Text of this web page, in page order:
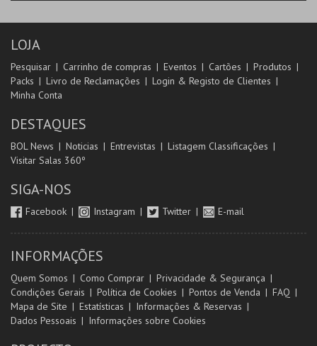
LOJA
Pesquisar Carrinho de compras Eventos Cartões
Produtos
Packs
Livro de Reclamações
Login & Registo de Clientes
Minha Conta
DESTAQUES
BOL News Noticias Entrevistas
Listagem Classificações
Visitar Salas 360º
SIGA-NOS
Facebook Instagram Twitter E-mail
INFORMAÇÕES
Quem Somos Como Comprar
Privacidade & Segurança
Condições Gerais
Política de Cookies Pontos de Venda
FAQ
Mapa de Site
Estatísticas
Informações & Reservas
Dados Pessoais
Informações sobre Cookies